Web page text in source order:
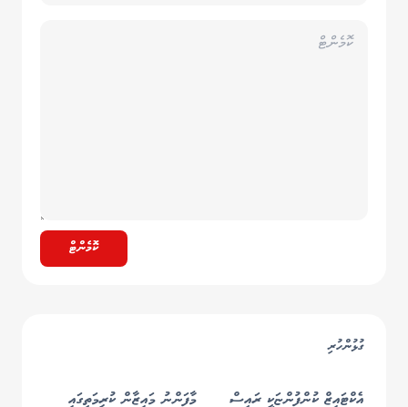
ކޮމެންޓް
ގުޅުންހުރި
އެކްޓައިޒް ކުންފުންޏަކީ ރައީސް
މާފަންނު މައިޒާން ކުރިމަތީގައި